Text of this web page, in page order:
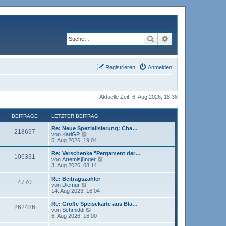
Suche
Anmelden
Registrieren
Aktuelle Zeit: 6. Aug 2026, 18:38
BEITRÄGE LETZTER BEITRAG
218697
Re: Neue Spezialisierung: Cha…
von KarlGP
e
u
e
s
t
r
B
e
i
r
a
g
5. Aug 2026, 19:04
106331
Re: Verschenke "Pergament der…
von Artemisjünger
u
B
3. Aug 2026, 08:14
4770
Re: Beitragszähler
von Diemur
e
u
e
s
t
14. Aug 2023, 16:04
262486
Re: Große Speisekarte aus Bla…
von Schmiddi
e
u
6. Aug 2026, 16:00